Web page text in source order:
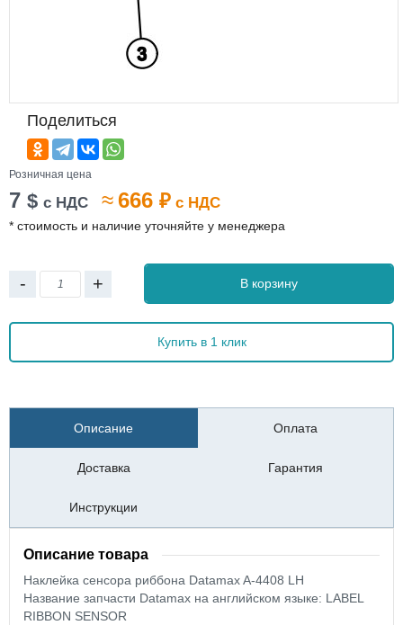
Поделиться
Розничная цена
7 $ с НДС ≈666 ₽ с НДС
* стоимость и наличие уточняйте у менеджера
- + В корзину
Купить в 1 клик
Описание Оплата
Доставка Гарантия
Инструкции
Описание товара
Наклейка сенсора риббона Datamax A-4408 LH
Название запчасти Datamax на английском языке: LABEL
RIBBON SENSOR